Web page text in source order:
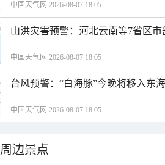
中国天气网 2026-08-07 18:05
山洪灾害预警：河北云南等7省区
中国天气网 2026-08-07 18:05
台风预警：“白海豚”今晚将移入东
中国天气网 2026-08-07 18:05
周边景点